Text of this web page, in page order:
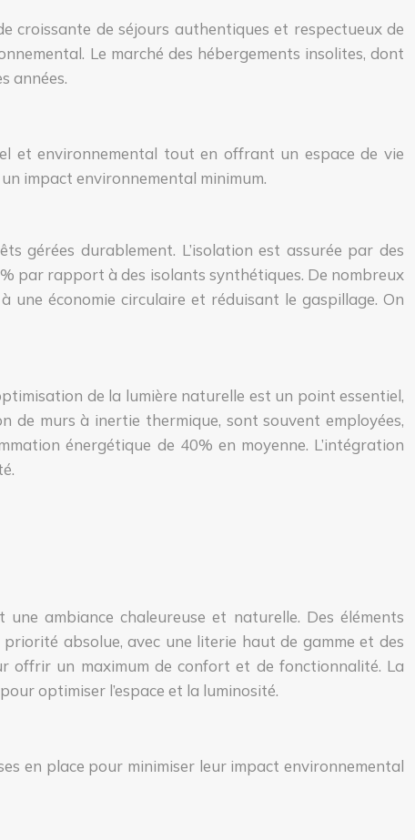
croissante de séjours authentiques et respectueux de
Le marché des hébergements insolites, dont
années.
et environnemental tout en offrant un espace de vie
impact environnemental minimum.
gérées durablement. L’isolation est assurée par des
par rapport à des isolants synthétiques. De nombreux
économie circulaire et réduisant le gaspillage. On
de la lumière naturelle est un point essentiel,
de murs à inertie thermique, sont souvent employées,
énergétique de 40% en moyenne. L’intégration
ambiance chaleureuse et naturelle. Des éléments
absolue, avec une literie haut de gamme et des
offrir un maximum de confort et de fonctionnalité. La
optimiser l’espace et la luminosité.
en place pour minimiser leur impact environnemental